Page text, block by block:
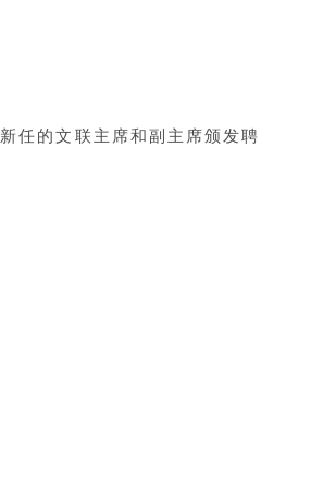
新任的文联主席和副主席颁发聘